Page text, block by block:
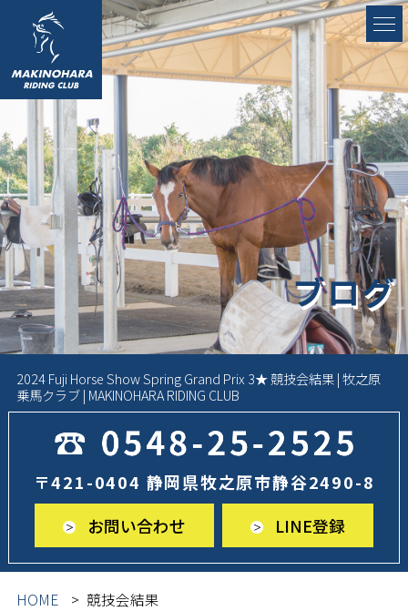
ブログ
2024 Fuji Horse Show Spring Grand Prix 3★ 競技会結果 | 牧之原
乗馬クラブ | MAKINOHARA RIDING CLUB
〒421-0404 静岡県牧之原市静谷2490-8
お問い合わせ
LINE登録
HOME 競技会結果